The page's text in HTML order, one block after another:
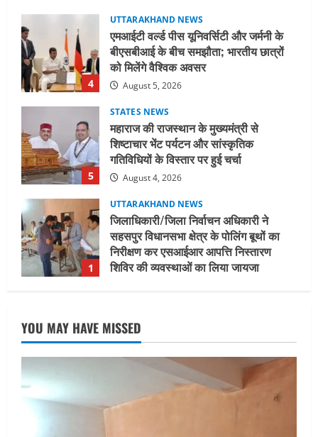
4
UTTARAKHAND NEWS
एमआईटी वर्ल्ड पीस यूनिवर्सिटी और जर्मनी के
बीएसबीआई के बीच समझौता; भारतीय छात्रों
को मिलेंगे वैश्विक अवसर
August 5, 2026
5
STATES NEWS
महाराज की राजस्थान के मुख्यमंत्री से
शिष्टाचार भेंट पर्यटन और सांस्कृतिक
गतिविधियों के विस्तार पर हुई चर्चा
August 4, 2026
1
UTTARAKHAND NEWS
जिलाधिकारी/जिला निर्वाचन अधिकारी ने
सहसपुर विधानसभा क्षेत्र के पोलिंग बूथों का
निरीक्षण कर एसआईआर आपत्ति निस्तारण
शिविर की व्यवस्थाओं का लिया जायजा
2
तीलू रौतेली पुरस्कार के लिए 13 वीरांगनाओं का
चयन : रेखा आर्या
UTTARAKHAND NEWS
मिस उत्तराखंड 2026 के सब-कॉन्टेस्ट ‘मिस
YOU MAY HAVE MISSED